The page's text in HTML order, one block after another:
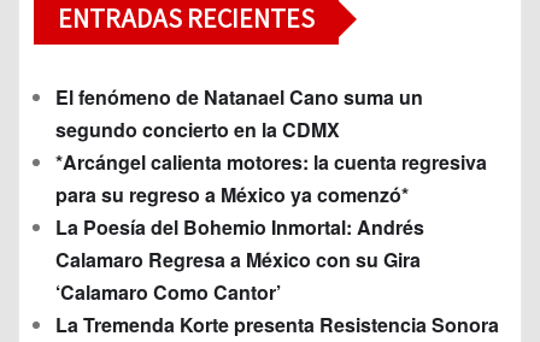
ENTRADAS RECIENTES
El fenómeno de Natanael Cano suma un
segundo concierto en la CDMX
*Arcángel calienta motores: la cuenta regresiva
para su regreso a México ya comenzó*
La Poesía del Bohemio Inmortal: Andrés
Calamaro Regresa a México con su Gira
‘Calamaro Como Cantor’
La Tremenda Korte presenta Resistencia Sonora